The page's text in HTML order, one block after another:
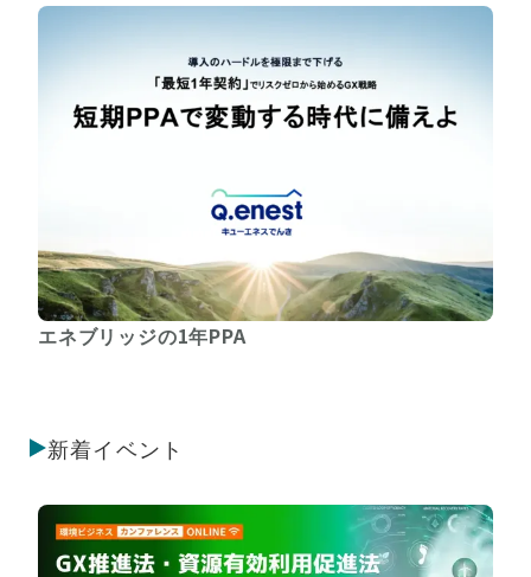
エネブリッジの1年PPA
新着イベント